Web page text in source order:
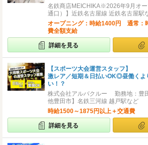
名鉄商店MEICHIKA※2026年9月オ
通口）】近鉄名古屋線 近鉄名古屋駅
オープニング：時給1400円 通常：
費全額支給
詳細を見る
【スポーツ大会運営スタッフ】
激レア／短期＆日払いOK◎昼働くよ
い！？
株式会社アルバクルー 勤務地：豊
他豊田市】名鉄三河線 越戸駅など
時給1500～1875円以上＋交通費
詳細を見る